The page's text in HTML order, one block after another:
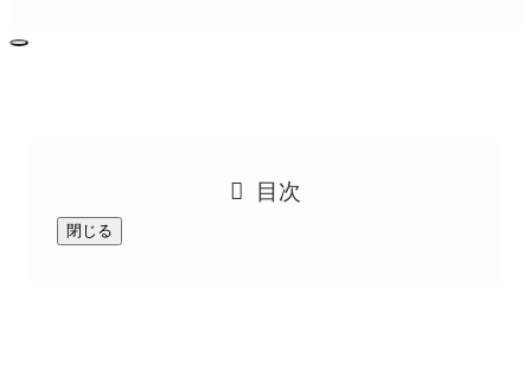
目次
閉じる